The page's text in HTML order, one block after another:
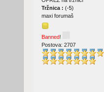
Tržnica : (-5)
maxi forumaš
Banned!
Postova: 2707